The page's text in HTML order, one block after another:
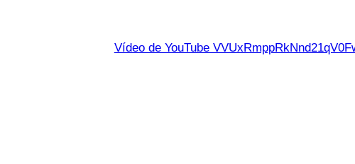
Vídeo de YouTube